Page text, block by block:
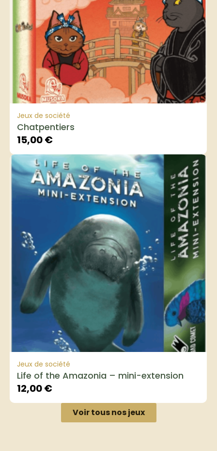
Jeux de société
Chatpentiers
15,00€
Jeux de société
Life of the Amazonia – mini-extension
12,00€
Voir tous nos jeux